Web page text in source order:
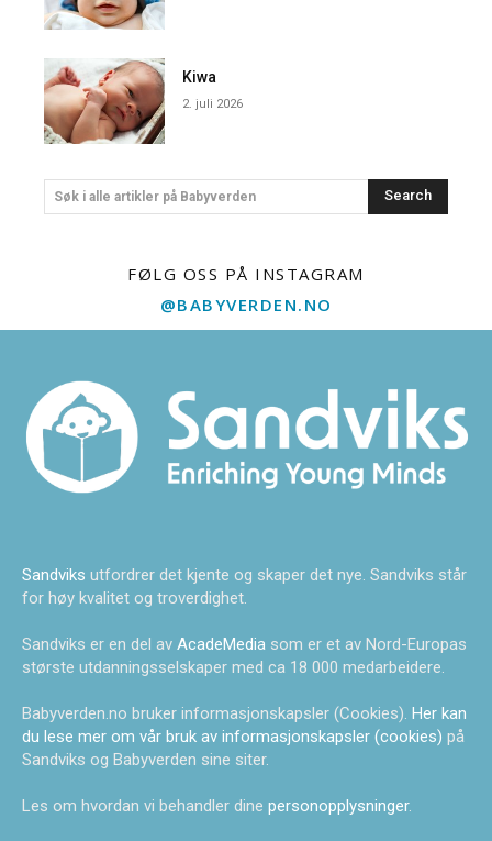
Kiwa
2. juli 2026
Søk i alle artikler på Babyverden Search
FØLG OSS PÅ INSTAGRAM
@BABYVERDEN.NO
Sandviks utfordrer det kjente og skaper det nye. Sandviks står
for høy kvalitet og troverdighet.
Sandviks er en del av AcadeMedia som er et av Nord-Europas
største utdanningsselskaper med ca 18 000 medarbeidere.
Babyverden.no bruker informasjonskapsler (Cookies). Her kan
du lese mer om vår bruk av informasjonskapsler (cookies) på
Sandviks og Babyverden sine siter.
Les om hvordan vi behandler dine personopplysninger.